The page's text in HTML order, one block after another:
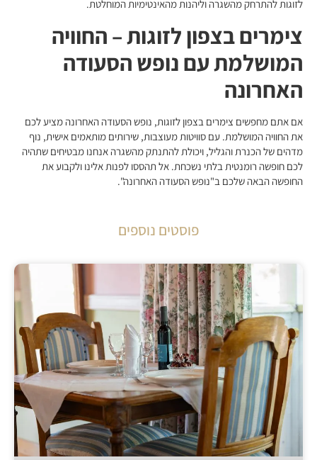
לזוגות להתרחק מהשגרה וליהנות מהאינטימיות המוחלטת.
צימרים בצפון לזוגות – החוויה
המושלמת עם נופש הסעודה
האחרונה
אם אתם מחפשים צימרים בצפון לזוגות, נופש הסעודה האחרונה מציע לכם
את החוויה המושלמת. עם סוויטות מעוצבות, שירותים מותאמים אישית, נוף
מדהים של הכנרת והגליל, ויכולת להתנתק מהשגרה אנחנו מבטיחים שתהיה
לכם חופשה רומנטית בלתי נשכחת. אל תהססו לפנות אלינו ולקבוע את
החופשה הבאה שלכם ב"נופש הסעודה האחרונה".
פוסטים נוספים